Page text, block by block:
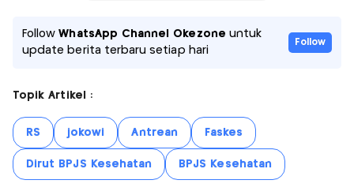
FollowWhatsApp Channel Okezone untuk
update berita terbaru setiap hari
Follow
Topik Artikel :
RS jokowi Antrean Faskes
Dirut BPJS Kesehatan BPJS Kesehatan